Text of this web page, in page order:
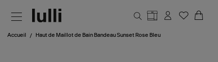
Accueil Haut de Maillot de Bain Bandeau Sunset Rose Bleu